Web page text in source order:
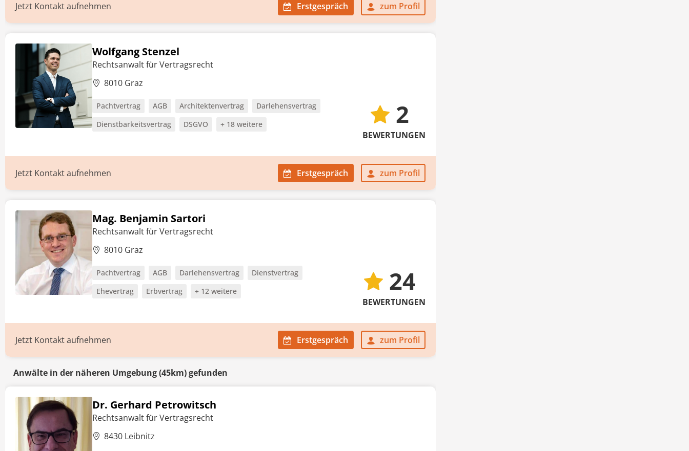
Jetzt Kontakt aufnehmen Erstgespräch zum Profil
Wolfgang Stenzel
Rechtsanwalt für Vertragsrecht
8010 Graz
Pachtvertrag AGB Architektenvertrag
Darlehensvertrag
Dienstbarkeitsvertrag
DSGVO + 18 weitere 2
BEWERTUNGEN
Jetzt Kontakt aufnehmen Erstgespräch zum Profil
Mag. Benjamin Sartori
Rechtsanwalt für Vertragsrecht
8010 Graz
Pachtvertrag AGB Darlehensvertrag
Dienstvertrag
Ehevertrag
Erbvertrag + 12 weitere 24
BEWERTUNGEN
Jetzt Kontakt aufnehmen Erstgespräch zum Profil
Anwälte in der näheren Umgebung (45km) gefunden
Dr. Gerhard Petrowitsch
Rechtsanwalt für Vertragsrecht
8430 Leibnitz